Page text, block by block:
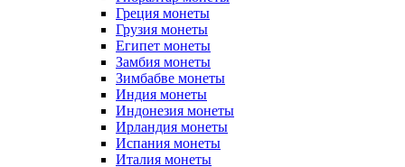
Греция монеты
Грузия монеты
Египет монеты
Замбия монеты
Зимбабве монеты
Индия монеты
Индонезия монеты
Ирландия монеты
Испания монеты
Италия монеты